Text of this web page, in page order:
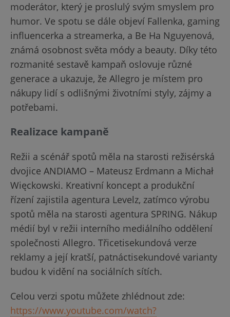
moderátor, který je proslulý svým smyslem pro
humor. Ve spotu se dále objeví Fallenka, gaming
influencerka a streamerka, a Be Ha Nguyenová,
známá osobnost světa módy a beauty. Díky této
rozmanité sestavě kampaň oslovuje různé
generace a ukazuje, že Allegro je místem pro
nákupy lidí s odlišnými životními styly, zájmy a
potřebami.
Realizace kampaně
Režii a scénář spotů měla na starosti režisérská
dvojice ANDIAMO – Mateusz Erdmann a Michał
Więckowski. Kreativní koncept a produkční
řízení zajistila agentura Levelz, zatímco výrobu
spotů měla na starosti agentura SPRING. Nákup
médií byl v režii interního mediálního oddělení
společnosti Allegro. Třicetisekundová verze
reklamy a její kratší, patnáctisekundové varianty
budou k vidění na sociálních sítích.
Celou verzi spotu můžete zhlédnout zde:
https://www.youtube.com/watch?